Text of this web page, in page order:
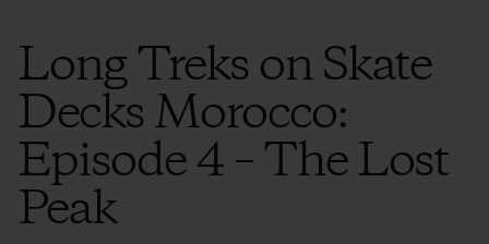
Long Treks on Skate
Decks Morocco:
Episode 4 – The Lost
Peak